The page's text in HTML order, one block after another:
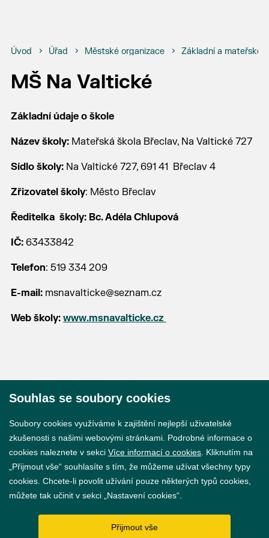
Úvod Úřad Městské organizace Základní a mateřské
MŠ Na Valtické
Základní údaje o škole
Název školy:Mateřská škola Břeclav, Na Valtické 727
Sídlo školy:Na Valtické 727, 691 41 Břeclav 4
Zřizovatel školy: Město Břeclav
Ředitelka školy: Bc. Adéla Chlupová
IČ:63433842
Telefon: 519 334 209
E-mail:msnavalticke@seznam.cz
Web školy: www.msnavalticke.cz
GDPR
Souhlas se soubory cookies
Soubory cookies využíváme k zajištění nejlepší uživatelské
zkušenosti s našimi webovými stránkami. Podrobné informace o
cookies naleznete v sekci Více informací o cookies . Kliknutím na
„Přijmout vše“ souhlasíte s tím, že můžeme užívat všechny typy
cookies. Chcete-li povolit užívání pouze některých typů cookies,
můžete tak učinit v sekci „Nastavení cookies“.
Přijmout vše